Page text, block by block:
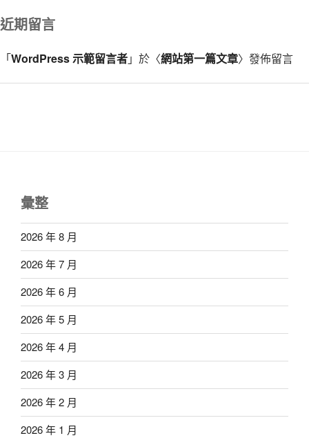
近期留言
「WordPress 示範留言者」於〈網站第一篇文章〉發佈留言
彙整
2026 年 8 月
2026 年 7 月
2026 年 6 月
2026 年 5 月
2026 年 4 月
2026 年 3 月
2026 年 2 月
2026 年 1 月